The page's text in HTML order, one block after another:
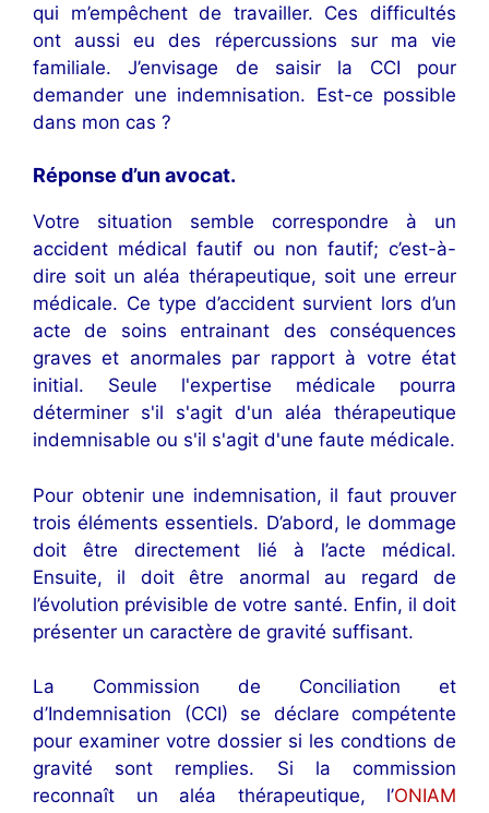
qui m’empêchent de travailler. Ces difficultés
ont aussi eu des répercussions sur ma vie
familiale. J’envisage de saisir la CCI pour
demander une indemnisation. Est-ce possible
dans mon cas ?
Réponse d’un avocat.
Votre situation semble correspondre à un
accident médical fautif ou non fautif; c’est-à-
dire soit un aléa thérapeutique, soit une erreur
médicale. Ce type d’accident survient lors d’un
acte de soins entrainant des conséquences
graves et anormales par rapport à votre état
initial. Seule l'expertise médicale pourra
déterminer s'il s'agit d'un aléa thérapeutique
indemnisable ou s'il s'agit d'une faute médicale.
Pour obtenir une indemnisation, il faut prouver
trois éléments essentiels. D’abord, le dommage
doit être directement lié à l’acte médical.
Ensuite, il doit être anormal au regard de
l’évolution prévisible de votre santé. Enfin, il doit
présenter un caractère de gravité suffisant.
La Commission de Conciliation et
d’Indemnisation (CCI) se déclare compétente
pour examiner votre dossier si les condtions de
gravité sont remplies. Si la commission
reconnaît un aléa thérapeutique, l’ONIAM